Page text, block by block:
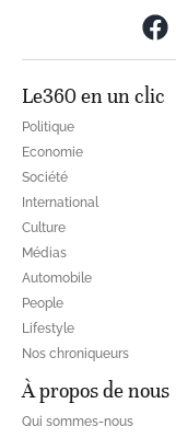
Le360 en un clic
Politique
Economie
Société
International
Culture
Médias
Automobile
People
Lifestyle
Nos chroniqueurs
À propos de nous
Qui sommes-nous